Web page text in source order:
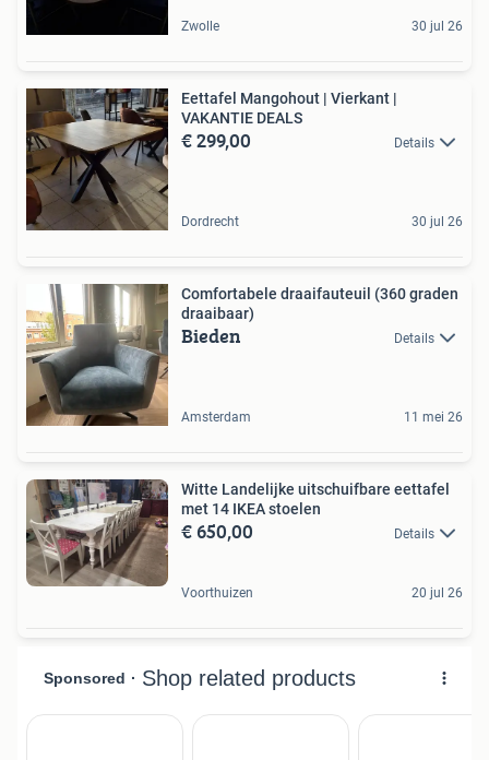
Zwolle 30 jul 26
Eettafel Mangohout | Vierkant |
VAKANTIE DEALS
€ 299,00 Details
Dordrecht 30 jul 26
Comfortabele draaifauteuil (360 graden
draaibaar)
Bieden Details
Amsterdam 11 mei 26
Witte Landelijke uitschuifbare eettafel
met 14 IKEA stoelen
€ 650,00 Details
Voorthuizen 20 jul 26